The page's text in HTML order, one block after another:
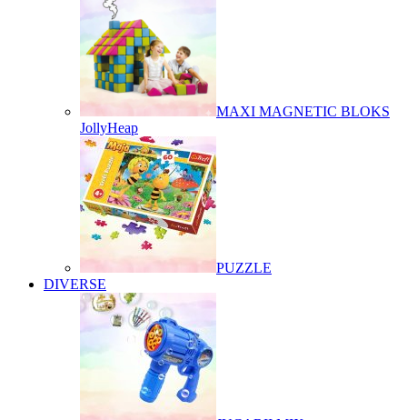
MAXI MAGNETIC BLOKS
JollyHeap
PUZZLE
DIVERSE